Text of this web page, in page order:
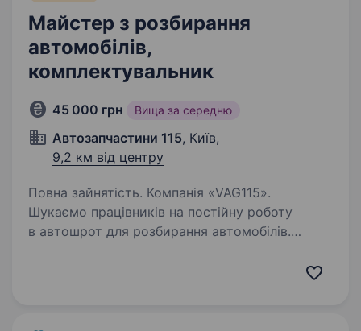
Майстер з розбирання
автомобілів,
комплектувальник
45 000 грн Вища за середню
Автозапчастини 115, Київ,
9,2 км від центру
Повна зайнятість. Компанія «VAG115».
Шукаємо працівників на постійну роботу
в автошрот для розбирання автомобілів.